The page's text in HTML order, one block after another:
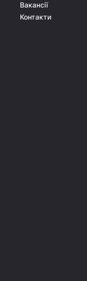
Вакансії
Контакти